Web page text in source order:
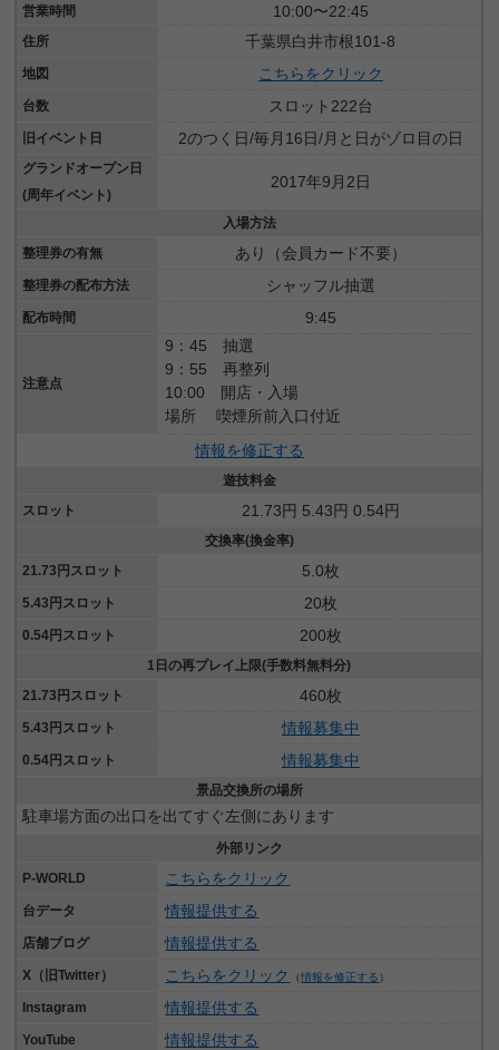
営業時間
10:00〜22:45
住所 千葉県白井市根101-8
地図 こちらをクリック
台数 スロット222台
旧イベント日 2のつく日/毎月16日/月と日がゾロ目の日
グランドオープン日
(周年イベント)
2017年9月2日
入場方法
整理券の有無
あり（会員カード不要）
整理券の配布方法 シャッフル抽選
配布時間 9:45
注意点
9：45 抽選
9：55 再整列
10:00 開店・入場
場所 喫煙所前入口付近
情報を修正する
遊技料金
スロット
21.73円 5.43円 0.54円
交換率(換金率)
21.73円スロット
5.0枚
5.43円スロット 20枚
0.54円スロット 200枚
1日の再プレイ上限(手数料無料分)
21.73円スロット
460枚
5.43円スロット 情報募集中
0.54円スロット 情報募集中
景品交換所の場所
駐車場方面の出口を出てすぐ左側にあります
外部リンク
P-WORLD
こちらをクリック
台データ 情報提供する
店舗ブログ 情報提供する
X（旧Twitter） こちらをクリック （情報を修正する ）
Instagram 情報提供する
YouTube 情報提供する